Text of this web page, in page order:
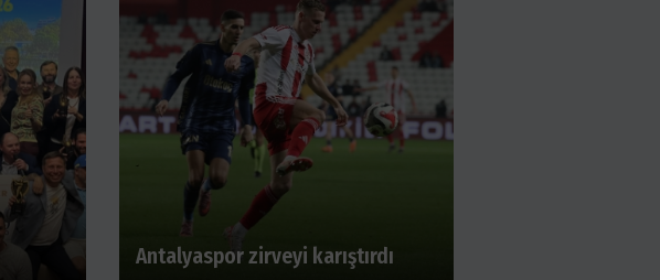
Antalyaspor zirveyi karıştırdı